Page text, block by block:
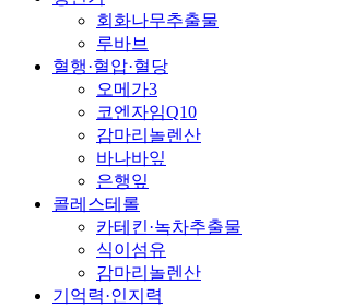
회화나무추출물
루바브
혈행·혈압·혈당
오메가3
코엔자임Q10
감마리놀렌산
바나바잎
은행잎
콜레스테롤
카테킨·녹차추출물
식이섬유
감마리놀렌산
기억력·인지력